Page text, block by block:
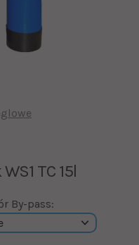
TC 15l
By-pass: